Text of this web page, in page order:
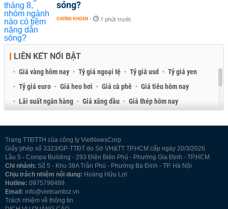
sóng?
CHỨNG KHOÁN - 1 phút trước
LIÊN KẾT NỔI BẬT
Giá vàng hôm nay Tỷ giá ngoại tệ Tỷ giá usd
Tỷ giá yen
Tỷ giá euro
Giá heo hơi Giá cà phê
Giá tiêu hôm nay
Lãi suất ngân hàng
Giá xăng dầu
Giá thép hôm nay
Trang TTĐTTH của công ty VietNewsCorp
Giấy phép số 3323/GP-TTĐT do Sở VH&TT TP.HCM cấp ngày 20/3/2026
Lầu 5 - Compa Building - 293 Điện Biên Phủ - Phường Gia Định - TP.HCM
Chi nhánh: Số 5 - Khu 38A Trần Phú - Phường Ba Đình - TP. Hà Nội
Chịu trách nhiệm nội dung: Hoàng Hữu Lợi
Hotline: 0975798489
Email: info@vietnambiz.vn
Trách nhiệm về thông tin